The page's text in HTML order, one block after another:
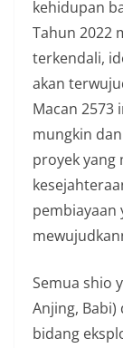
kehidupan
Tahun 2022
terkendali,
akan
Macan 2573
mungkin
proyek yang
pembiayaan
Semua shio
Anjing,
bidang